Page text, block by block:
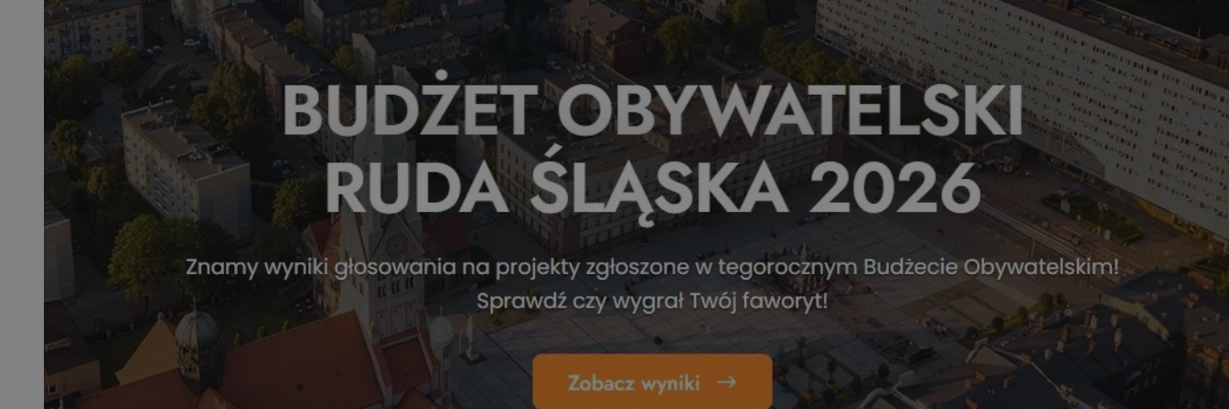
SessID 1 rok
Ten plik cookie przechowuje identyfikator sesji.
1 rok
Ten plik cookie przechowuje identyfikator sesji.
MvSessID
rudaslaska.com.pl 1 rok
Ten plik cookie przechowuje identyfikator sesji.
msToken
.tiktok.com 1 tydzień 3 dni
Ten plik cookie jest używany do celów
uwierzytelniania i bezpieczeństwa, zapewniając, że
użytkownicy pozostają zalogowani, a ich dane są
zabezpieczone, jak poruszać się przez witrynę
internetową lub interakcji z jej usług.
__cf_bm
Cloudflare Inc.
.x.com
30 minut
Ten plik cookie służy do rozróżniania ludzi i botów.
Jest to korzystne dla strony internetowej, ponieważ
umożliwia tworzenie ważnych raportów na temat
korzystania z jej witryny internetowej.
__cf_bm
Cloudflare Inc.
Ten plik cookie służy do rozróżniania ludzi i botów.
Jest to korzystne dla strony internetowej, ponieważ
umożliwia tworzenie ważnych raportów na temat
korzystania z jej witryny internetowej.
VISITOR_PRIVACY_METADATA
YouTube
.youtube.com
5 miesięcy 4
tygodnie
Ten plik cookie jest używany do przechowywania
zgody użytkownika i wyboru prywatności dla ich
interakcji z witryną. Rejestruje dane dotyczące
zgody odwiedzającego na różne polityki i
ustawienia prywatności, zapewniając, że ich
preferencje zostaną uhonorowane w przyszłych
sesjach.
CookieScriptConsent
CookieScript
Ten plik cookie jest używany przez usługę Cookie-
Polityce prywatności Google